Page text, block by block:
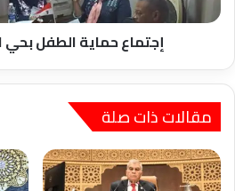
إجتماع حماية الطفل
مقالات ذات صلة